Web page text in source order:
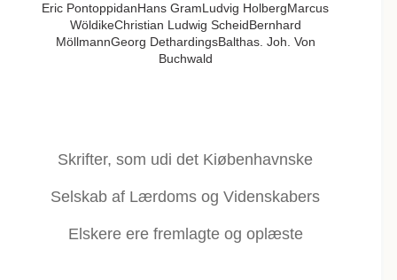
Eric PontoppidanHans GramLudvig HolbergMarcus
WöldikeChristian Ludwig ScheidBernhard
MöllmannGeorg DethardingsBalthas. Joh. Von
Buchwald
Skrifter, som udi det Kiøbenhavnske
Selskab af Lærdoms og Videnskabers
Elskere ere fremlagte og oplæste